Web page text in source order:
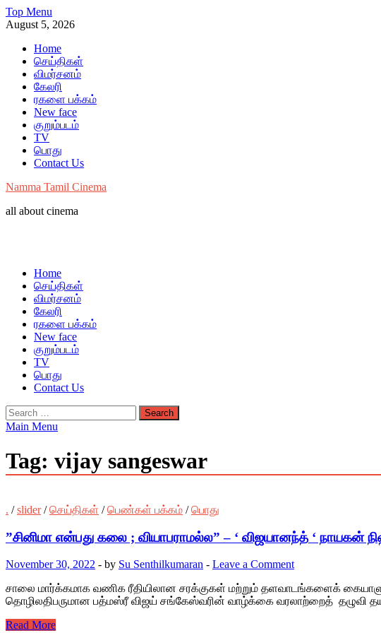
Skip
to
Top Menu
August 5, 2026
Home
செய்திகள்
விமர்சனம்
கேலரி
ரகளை பக்கம்
New face
குறும்படம்
TV
பொது
Contact Us
Namma Tamil Cinema
all about cinema
Home
செய்திகள்
விமர்சனம்
கேலரி
ரகளை பக்கம்
New face
குறும்படம்
TV
பொது
Contact Us
Search
for:
Main Menu
Tag: vijay sangeswar
. /slider/செய்திகள் /பெண்கள் பக்கம் /பொது
”சினிமா என்பது கலை ; வியாபராமல்ல” – ‘ விஜயானந்த் ‘ நாயகன்
November 30, 2022 - by Su Senthilkumaran - Leave a Comment
சாலை மார்க்கமாக வணிக ரீதியிலான சரக்குகள் மற்றும் தளவாடங்களைக்
தொழிலதிபருமான பத்மஸ்ரீ விஜய் சங்கேஸ்வரின் வாழ்க்கை வரலாற்றைத் தழுவி
Read More